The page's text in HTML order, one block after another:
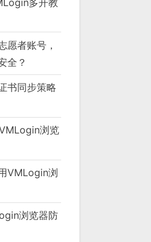
愿者账号，
全？
书同步策略
浏览
VMLogin浏
浏览器防